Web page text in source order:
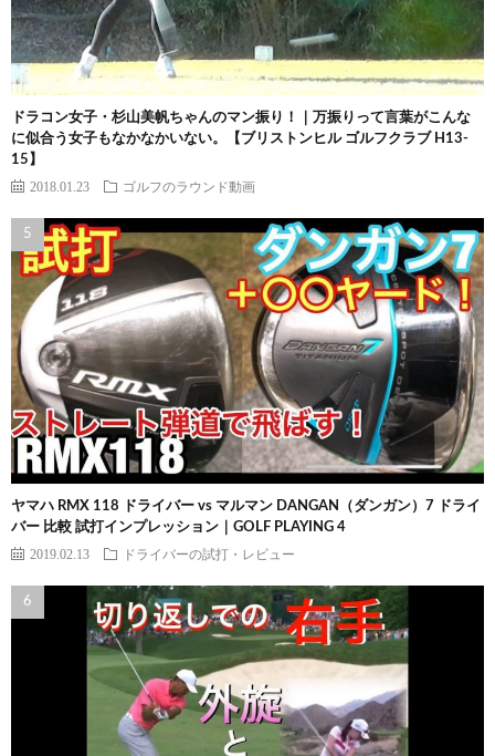
ドラコン女子・杉山美帆ちゃんのマン振り！｜万振りって言葉がこんな
に似合う女子もなかなかいない。【ブリストンヒル ゴルフクラブ H13-
15】
2018.01.23 ゴルフのラウンド動画
ヤマハ RMX 118 ドライバー vs マルマン DANGAN（ダンガン）7 ドライ
バー 比較 試打インプレッション｜GOLF PLAYING 4
2019.02.13 ドライバーの試打・レビュー